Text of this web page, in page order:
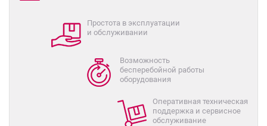
Простота в эксплуатации
и обслуживании
Возможность
бесперебойной работы
оборудования
Оперативная техническая
поддержка и сервисное
обслуживание